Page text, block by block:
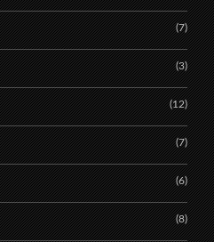
(7)
(3)
(12)
(7)
(6)
(8)